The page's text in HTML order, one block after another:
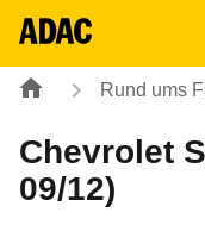
Rund ums
Chevrolet
09/12)